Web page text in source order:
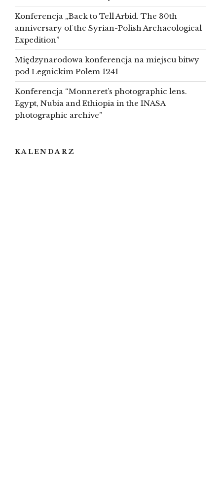
Konferencja „Back to Tell Arbid. The 30th
anniversary of the Syrian-Polish Archaeological
Expedition”
Międzynarodowa konferencja na miejscu bitwy
pod Legnickim Polem 1241
Konferencja “Monneret’s photographic lens.
Egypt, Nubia and Ethiopia in the INASA
photographic archive”
KALENDARZ